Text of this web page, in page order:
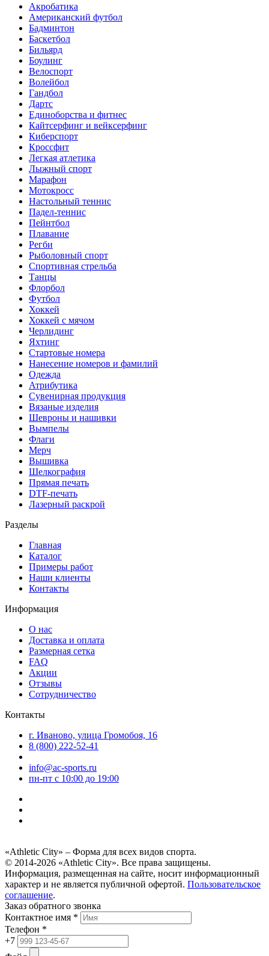
Акробатика
Американский футбол
Бадминтон
Баскетбол
Бильярд
Боулинг
Велоспорт
Волейбол
Гандбол
Дартс
Единоборства и фитнес
Кайтсерфинг и вейксерфинг
Киберспорт
Кроссфит
Легкая атлетика
Лыжный спорт
Марафон
Мотокросс
Настольный теннис
Падел-теннис
Пейнтбол
Плавание
Регби
Рыболовный спорт
Спортивная стрельба
Танцы
Флорбол
Футбол
Хоккей
Хоккей с мячом
Черлидинг
Яхтинг
Стартовые номера
Нанесение номеров и фамилий
Одежда
Атрибутика
Сувенирная продукция
Вязаные изделия
Шевроны и нашивки
Вымпелы
Флаги
Мерч
Вышивка
Шелкография
Прямая печать
DTF-печать
Лазерный раскрой
Разделы
Главная
Каталог
Примеры работ
Наши клиенты
Контакты
Информация
О нас
Доставка и оплата
Размерная сетка
FAQ
Акции
Отзывы
Сотрудничество
Контакты
г. Иваново, улица Громобоя, 16
8 (800) 222-52-41
info@ac-sports.ru
пн-пт c 10:00 до 19:00
«Athletic City» – Форма для всех видов спорта.
© 2014-2026 «Athletic City». Все права защищены.
Информация, размещенная на сайте, носит информационный
характер и не является публичной офертой. Пользовательское
соглашение.
Заказ обратного звонка
Контактное имя *
Телефон *
+7